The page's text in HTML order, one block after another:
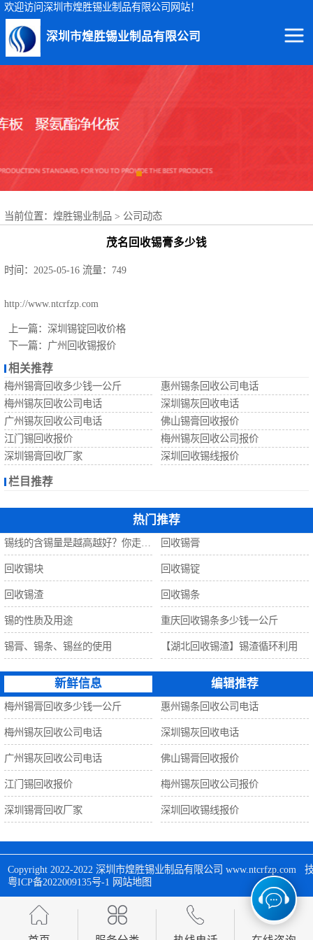
欢迎访问深圳市煌胜锡业制品有限公司网站！
深圳市煌胜锡业制品有限公司
当前位置： 煌胜锡业制品 > 公司动态
茂名回收锡膏多少钱
时间：2025-05-16 流量：749
http://www.ntcrfzp.com
上一篇： 深圳锡锭回收价格
下一篇： 广州回收锡报价
相关推荐
梅州锡膏回收多少钱一公斤
惠州锡条回收公司电话
梅州锡灰回收公司电话
深圳锡灰回收电话
广州锡灰回收公司电话
佛山锡膏回收报价
江门锡回收报价
梅州锡灰回收公司报价
深圳锡膏回收厂家
深圳回收锡线报价
栏目推荐
热门推荐
回收锡膏
回收锡块 回收锡锭
回收锡渣 回收锡条
锡的性质及用途 重庆回收锡条多少钱一公斤
锡膏、锡条、锡丝的使用 【湖北回收锡渣】锡渣循环利用
新鲜信息 编辑推荐
梅州锡膏回收多少钱一公斤 惠州锡条回收公司电话
梅州锡灰回收公司电话 深圳锡灰回收电话
广州锡灰回收公司电话 佛山锡膏回收报价
江门锡回收报价 梅州锡灰回收公司报价
深圳锡膏回收厂家 深圳回收锡线报价
Copyright 2022-2022 深圳市煌胜锡业制品有限公司 www.ntcrfzp.com
粤ICP备2022009135号-1 网站地图
回收锡条
回收锡膏
回收锡锭
回收锡珠
回收锡